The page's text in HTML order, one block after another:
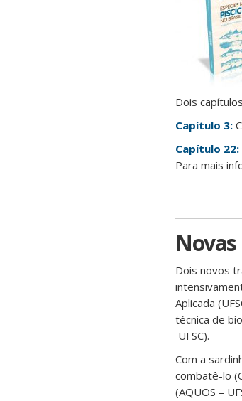
Dois
Capítulo 3:
Capítulo 22:
Para mais
Novas
Dois novos
Aplicada
técnica de
UFSC).
Com a
combatê-lo
(AQUOS –